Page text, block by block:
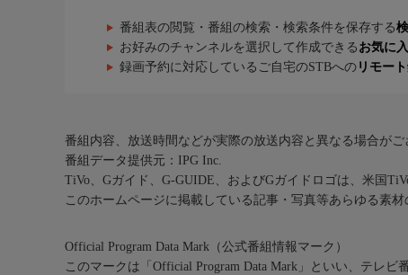
番組表の閲覧・番組の検索・検索条件を保存する
お好みのチャンネルを選択して作成できる お気に
録画予約に対応しているご自宅のSTBへの リモー
番組内容、放送時間などが実際の放送内容と異なる場合がご
番組データ提供元：IPG Inc.
TiVo、Gガイド、G-GUIDE、およびGガイドロゴは、米国
このホームページに掲載している記事・写真等あらゆる素材
Official Program Data Mark（公式番組情報マーク）
このマークは「Official Program Data Mark」といい、テレビ